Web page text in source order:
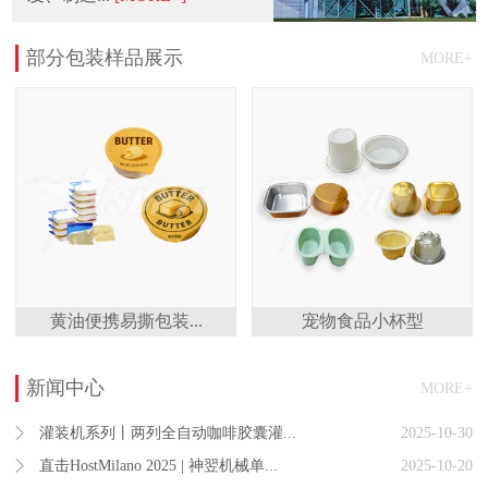
MORE+
部分包装样品展示
黄油便携易撕包装... 宠物食品小杯型
MORE+
新闻中心
2025-10-30
灌装机系列丨两列全自动咖啡胶囊灌...
2025-10-20
直击HostMilano 2025 | 神翌机械单...